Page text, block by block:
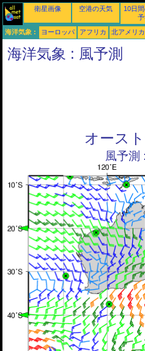
衛星画像 空港の天気
10日
海洋気象 : ヨーロッパ アフリカ 北アメリカ
海洋気象 : 風予測
オース
風予測